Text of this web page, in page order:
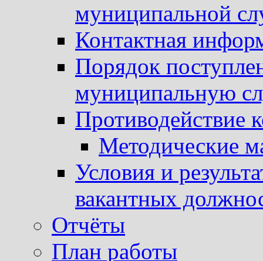
муниципальной
Контактная
Порядок
муниципальную
Противодействие
Методические
Условия и
вакантных
Отчёты
План работы